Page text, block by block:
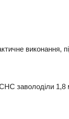
виконання,
заволоділи 1,8